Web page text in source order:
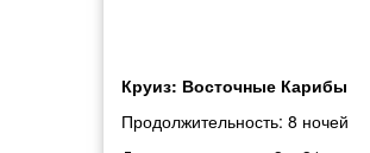
Круиз: Восточные Карибы
Продолжительность: 8 ночей